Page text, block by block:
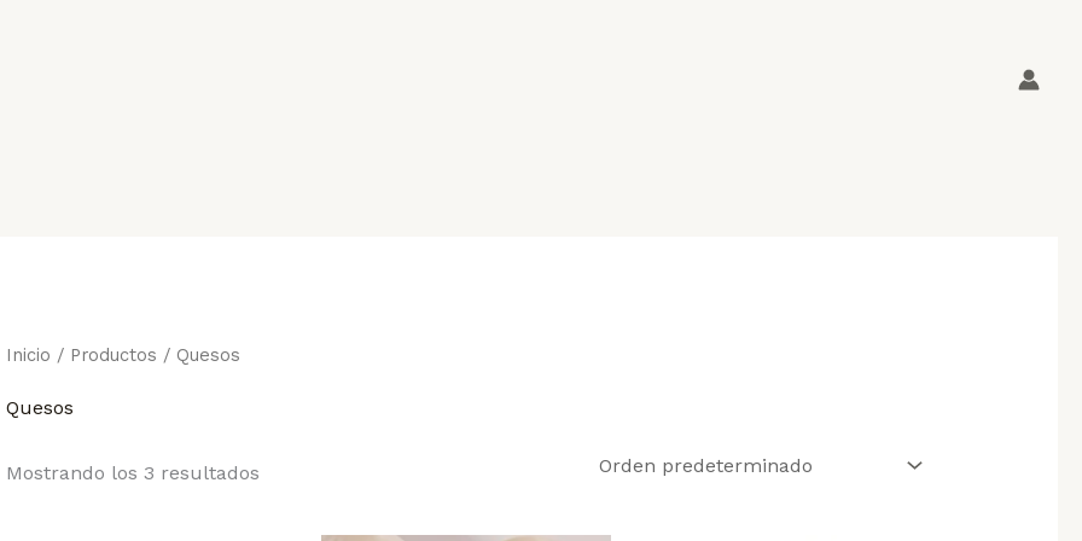
Inicio / Productos / Quesos
Quesos
Mostrando los 3 resultados